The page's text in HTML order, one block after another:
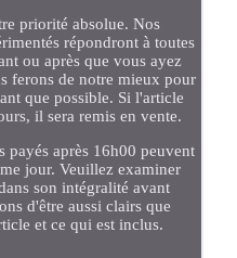
priorité absolue. Nos
répondront à toutes
ou après que vous ayez
ferons de notre mieux pour
que possible. Si l'article
il sera remis en vente.
payés après 16h00 peuvent
jour. Veuillez examiner
son intégralité avant
d'être aussi clairs que
et ce qui est inclus.